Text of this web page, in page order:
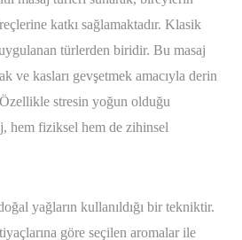
katkı sağlamaktadır. Klasik
türlerden biridir. Bu masaj
ve kasları gevşetmek amacıyla derin
stresin yoğun olduğu
hem fiziksel hem de zihinsel
yağların kullanıldığı bir tekniktir.
göre seçilen aromalar ile